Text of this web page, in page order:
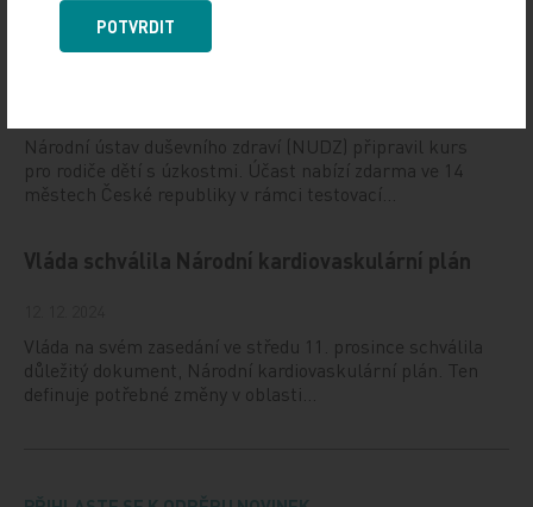
NUDZ nabízí kurs pro rodiče dětí s úzkostí
Národní ústav duševního zdraví (NUDZ) připravil kurs
pro rodiče dětí s úzkostmi. Účast nabízí zdarma ve 14
městech České republiky v rámci testovací…
Vláda schválila Národní kardiovaskulární plán
Vláda na svém zasedání ve středu 11. prosince schválila
důležitý dokument, Národní kardiovaskulární plán. Ten
definuje potřebné změny v oblasti…
POTVRDIT